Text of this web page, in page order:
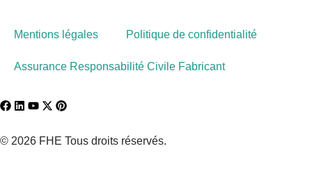
Mentions légales Politique de confidentialité
Assurance Responsabilité Civile Fabricant
© 2026 FHE Tous droits réservés.